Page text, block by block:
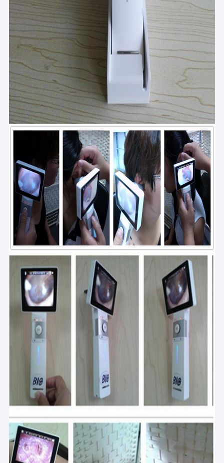
Wycieczka po fabryce
Kontrola jakości
Skontaktuj się z nami
Aktualności
Sprawy
Shopping Online
Przenośny ultrasonograf
Ręczny skaner ultradźwiękowy
Weterynaryjny skaner ultradźwiękowy
Podczerwień Vein Finder
Cyfrowy analizator skóry
Kolorowy ultrasonograf dopplerowski
Sprzęt ochrony osobistej PPE
Digital Video Otoskop
Micro Derma Pen
Digital Fundus Camera
Cyfrowy elektroniczny Kolposkop
Wielu parametrów monitora pacjenta
System monitorowania EKG